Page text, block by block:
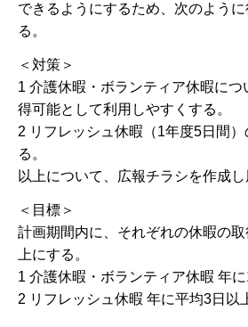
できるようにするため、次のよう
る。
＜対策＞
1 介護休暇・ボランティア休暇につ
得可能として利用しやすくする。
2 リフレッシュ休暇（1年度5日間
る。
以上について、広報チラシを作成し
＜目標＞
計画期間内に、それぞれの休暇の
上にする。
1 介護休暇・ボランティア休暇 年
2 リフレッシュ休暇 年に平均3日以